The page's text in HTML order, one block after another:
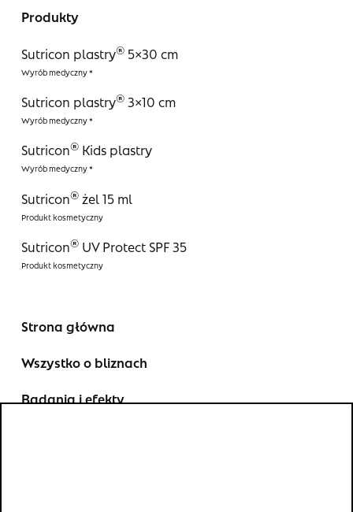
Produkty
Sutricon plastry®5×30 cm
Sutricon plastry®3×10 cm
Sutricon®Kids plastry
Sutricon®żel 15 ml
Sutricon®UV Protect SPF 35
Strona główna
Wszystko o bliznach
Badania i efekty